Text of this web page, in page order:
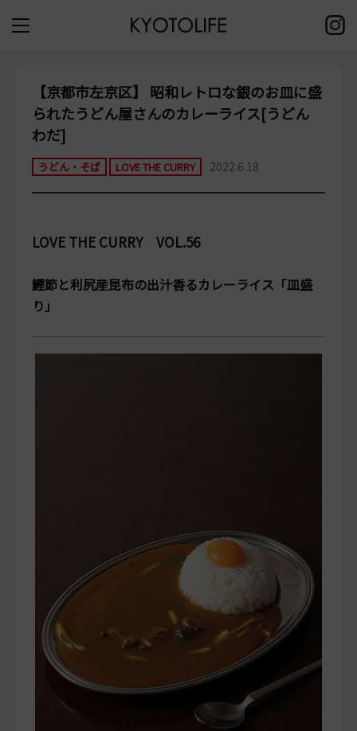
【京都市左京区】 昭和レトロな銀のお皿に盛
られたうどん屋さんのカレーライス[うどん
わだ]
うどん・そば LOVE THE CURRY 2022.6.18
LOVE THE CURRY VOL.56
鰹節と利尻産昆布の出汁香るカレーライス「皿盛
り」